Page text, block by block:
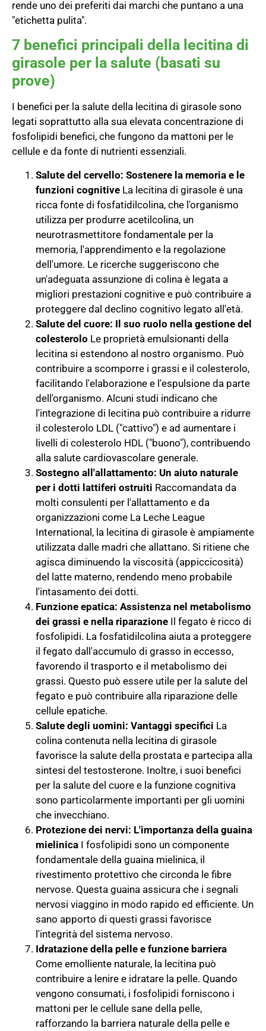
rende uno dei preferiti dai marchi che puntano a una
"etichetta pulita".
7 benefici principali della lecitina di
girasole per la salute (basati su
prove)
I benefici per la salute della lecitina di girasole sono
legati soprattutto alla sua elevata concentrazione di
fosfolipidi benefici, che fungono da mattoni per le
cellule e da fonte di nutrienti essenziali.
Salute del cervello: Sostenere la memoria e le
funzioni cognitive La lecitina di girasole è una
ricca fonte di fosfatidilcolina, che l'organismo
utilizza per produrre acetilcolina, un
neurotrasmettitore fondamentale per la
memoria, l'apprendimento e la regolazione
dell'umore. Le ricerche suggeriscono che
un'adeguata assunzione di colina è legata a
migliori prestazioni cognitive e può contribuire a
proteggere dal declino cognitivo legato all'età.
Salute del cuore: Il suo ruolo nella gestione del
colesterolo Le proprietà emulsionanti della
lecitina si estendono al nostro organismo. Può
contribuire a scomporre i grassi e il colesterolo,
facilitando l'elaborazione e l'espulsione da parte
dell'organismo. Alcuni studi indicano che
l'integrazione di lecitina può contribuire a ridurre
il colesterolo LDL ("cattivo") e ad aumentare i
livelli di colesterolo HDL ("buono"), contribuendo
alla salute cardiovascolare generale.
Sostegno all'allattamento: Un aiuto naturale
per i dotti lattiferi ostruiti Raccomandata da
molti consulenti per l'allattamento e da
organizzazioni come La Leche League
International, la lecitina di girasole è ampiamente
utilizzata dalle madri che allattano. Si ritiene che
agisca diminuendo la viscosità (appiccicosità)
del latte materno, rendendo meno probabile
l'intasamento dei dotti.
Funzione epatica: Assistenza nel metabolismo
dei grassi e nella riparazione Il fegato è ricco di
fosfolipidi. La fosfatidilcolina aiuta a proteggere
il fegato dall'accumulo di grasso in eccesso,
favorendo il trasporto e il metabolismo dei
grassi. Questo può essere utile per la salute del
fegato e può contribuire alla riparazione delle
cellule epatiche.
Salute degli uomini: Vantaggi specifici La
colina contenuta nella lecitina di girasole
favorisce la salute della prostata e partecipa alla
sintesi del testosterone. Inoltre, i suoi benefici
per la salute del cuore e la funzione cognitiva
sono particolarmente importanti per gli uomini
che invecchiano.
Protezione dei nervi: L'importanza della guaina
mielinica I fosfolipidi sono un componente
fondamentale della guaina mielinica, il
rivestimento protettivo che circonda le fibre
nervose. Questa guaina assicura che i segnali
nervosi viaggino in modo rapido ed efficiente. Un
sano apporto di questi grassi favorisce
l'integrità del sistema nervoso.
Idratazione della pelle e funzione barriera
Come emolliente naturale, la lecitina può
contribuire a lenire e idratare la pelle. Quando
vengono consumati, i fosfolipidi forniscono i
mattoni per le cellule sane della pelle,
rafforzando la barriera naturale della pelle e